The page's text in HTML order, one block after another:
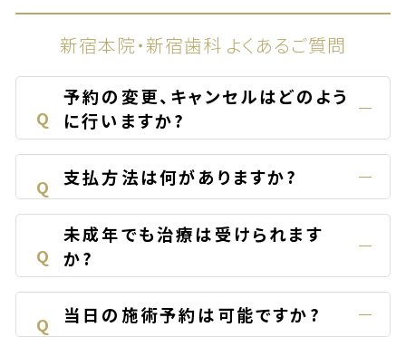
新宿本院・新宿歯科 よくあるご質問
Q
予約の変更、キャンセルはどのよう
に行いますか?
Q 支払方法は何がありますか?
Q
未成年でも治療は受けられます
か?
Q 当日の施術予約は可能ですか?